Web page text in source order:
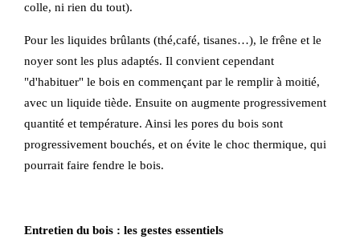
colle, ni rien du tout).
Pour les liquides brûlants (thé,café, tisanes…), le frêne et le
noyer sont les plus adaptés. Il convient cependant
"d'habituer" le bois en commençant par le remplir à moitié,
avec un liquide tiède. Ensuite on augmente progressivement
quantité et température. Ainsi les pores du bois sont
progressivement bouchés, et on évite le choc thermique, qui
pourrait faire fendre le bois.
Entretien du bois : les gestes essentiels